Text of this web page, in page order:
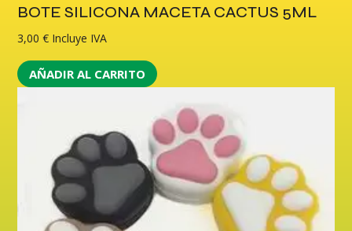
BOTE SILICONA MACETA CACTUS 5ML
3,00€ Incluye IVA
AÑADIR AL CARRITO